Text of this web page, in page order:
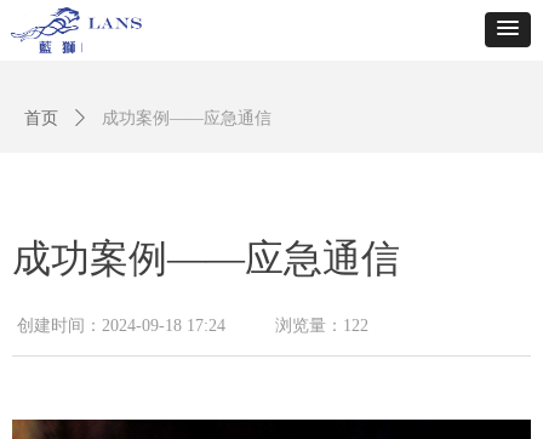
成功案例——应急通信
创建时间： 2024-09-18 17:24 浏览量： 122
首页 ꄲ 成功案例——应急通信